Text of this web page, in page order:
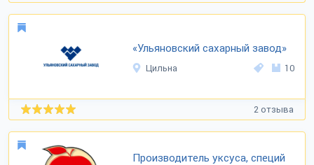
«Ульяновский сахарный завод»
Цильна 10
2 отзыва
Производитель уксуса, специй